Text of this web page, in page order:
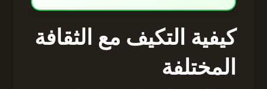
كيفية التكيف مع الثقافة
المختلفة